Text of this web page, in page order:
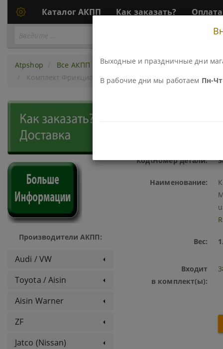
Каталог АКПП Как заказать?
Atpshop Все АКПП 5sp BGHA/ MGHA/ BYBA
Комплект Фрикционов BDKA / MDK...
Производители АКПП:
Audi / VW
Toyota / Aisin
Aisin Warner
ZF
Jatco (Nissan)
Код\Номер детали:
Наименование:
Вес:
Входит
в комплект(ы):
Выходные и праздничные дни
В рабочие дни мы работаем Пн-